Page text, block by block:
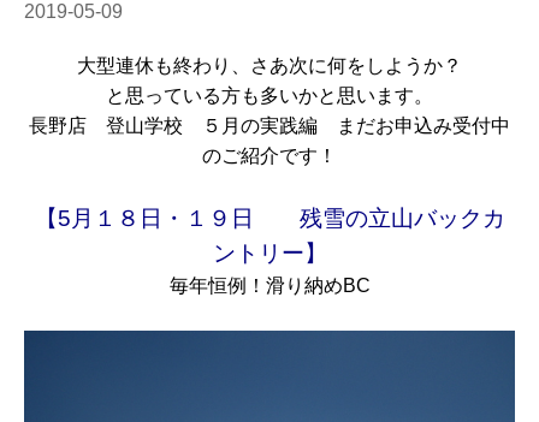
2019-05-09
大型連休も終わり、さあ次に何をしようか？
と思っている方も多いかと思います。
長野店 登山学校 ５月の実践編 まだお申込み受付中
のご紹介です！
【5月１８日・１９日 残雪の立山バックカ
ントリー】
毎年恒例！滑り納めBC